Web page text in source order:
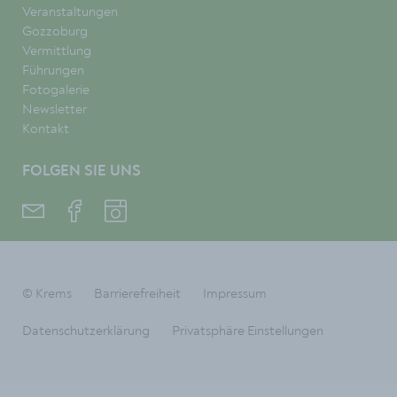
Veranstaltungen
Gozzoburg
Vermittlung
Führungen
Fotogalerie
Newsletter
Kontakt
FOLGEN SIE UNS
© Krems Barrierefreiheit Impressum
Datenschutzerklärung Privatsphäre Einstellungen